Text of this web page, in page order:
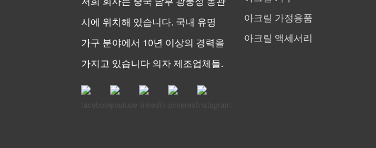
시에 위치해 있습니다. 국내 유명
가구 분야에서 10년 이상의 경력을
가지고 있습니다 의자 제조업체들.
아크릴 가정용품
아크릴 액세서리